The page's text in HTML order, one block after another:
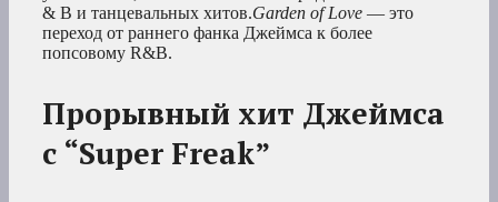
& B и танцевальных хитов.Garden of Love — это
переход от раннего фанка Джеймса к более
попсовому R&B.
Прорывный хит Джеймса
с “Super Freak”